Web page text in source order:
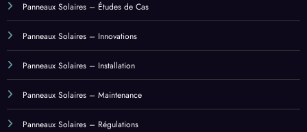
Panneaux Solaires – Études de Cas
Panneaux Solaires – Innovations
Panneaux Solaires – Installation
Panneaux Solaires – Maintenance
Panneaux Solaires – Régulations